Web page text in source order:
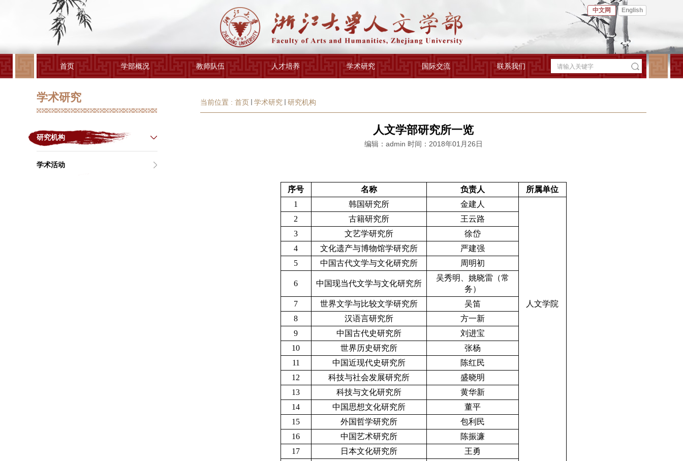
中文网 English
首页 学部概况 教师队伍 人才培养 学术研究 国际交流 联系我们
学术研究
研究机构
学术活动
当前位置 : 首页 学术研究 研究机构
人文学部研究所一览
编辑：admin 时间：2018年01月26日
序号 名称 负责人
所属单位
1
韩国研究所 金建人
人文学院
2 古籍研究所
王云路
3
文艺学研究所
徐岱
4
文化遗产与博物馆学研究所
严建强
5
中国古代文学与文化研究所 周明初
6 中国现当代文学与文化研究所
吴秀明、姚晓雷（常
务）
7
世界文学与比较文学研究所
吴笛
8
汉语言研究所
方一新
9
中国古代史研究所
刘进宝
10
世界历史研究所
张杨
11
中国近现代史研究所
陈红民
12
科技与社会发展研究所
盛晓明
13
科技与文化研究所
黄华新
14
中国思想文化研究所
董平
15
外国哲学研究所
包利民
16
中国艺术研究所
陈振濂
17
日本文化研究所
王勇